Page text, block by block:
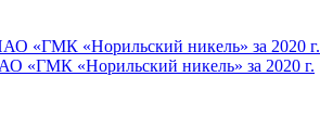
«ГМК «Норильский никель» за 2020 г.
«ГМК «Норильский никель» за 2020 г.